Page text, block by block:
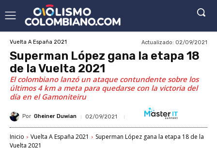
Vuelta A España 2021 Actualizado: 02/09/2021
Superman López gana la etapa 18
de la Vuelta 2021
El colombiano lanzó un ataque contundente sobre los
últimos 4 km a meta para quedarse con la victoria del
día en el Gamoniteiru
Por Gheiner Duwian 02/09/2021
Inicio Vuelta A España 2021
Superman López gana la etapa 18 de la
Vuelta 2021